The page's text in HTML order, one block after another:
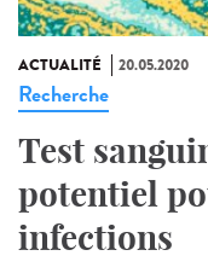
ACTUALITÉ 20.05.2020
Recherche
Test
potentiel
infections